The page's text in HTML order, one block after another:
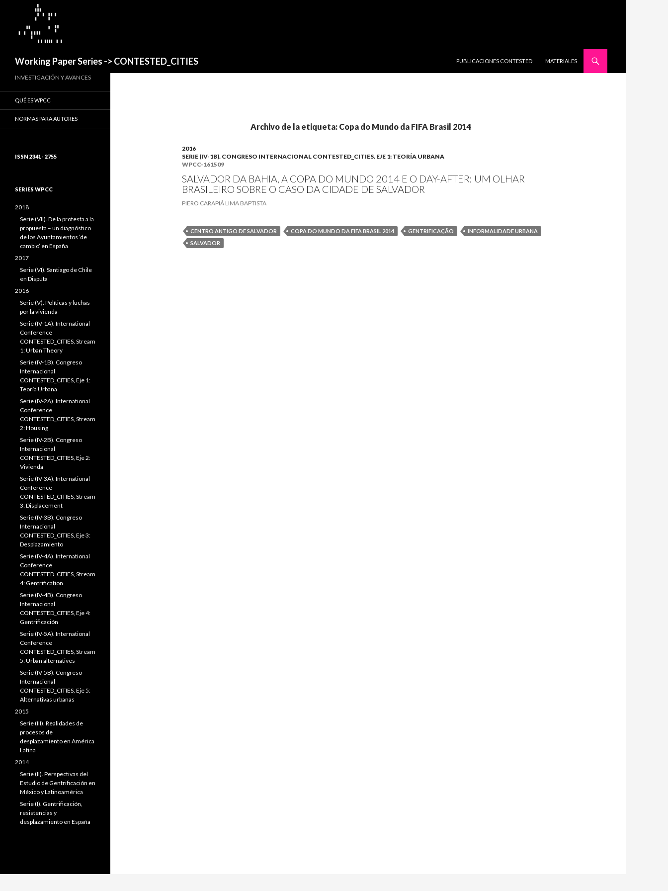
Working Paper Series -> CONTESTED_CITIES
PUBLICACIONES CONTESTED
MATERIALES
Archivo de la etiqueta: Copa do Mundo da FIFA Brasil 2014
2016
SERIE (IV-1B). CONGRESO INTERNACIONAL CONTESTED_CITIES, EJE 1: TEORÍA URBANA
WPCC-161509
SALVADOR DA BAHIA, A COPA DO MUNDO 2014 E O DAY-AFTER: UM OLHAR
BRASILEIRO SOBRE O CASO DA CIDADE DE SALVADOR
PIERO CARAPIÁ LIMA BAPTISTA
CENTRO ANTIGO DE SALVADOR COPA DO MUNDO DA FIFA BRASIL 2014 GENTRIFICAÇÃO
INFORMALIDADE URBANA
SALVADOR
INVESTIGACIÓN Y AVANCES
QUÉ ES WPCC
NORMAS PARA AUTORES
ISSN 2341- 2755
SERIES WPCC
2018
Serie (VII). De la protesta a la
propuesta – un diagnóstico
de los Ayuntamientos ‘de
cambio’ en España
2017
Serie (VI). Santiago de Chile
en Disputa
2016
Serie (V). Políticas y luchas
por la vivienda
Serie (IV-1A). International
Conference
CONTESTED_CITIES, Stream
1: Urban Theory
Serie (IV-1B). Congreso
Internacional
CONTESTED_CITIES, Eje 1:
Teoría Urbana
Serie (IV-2A). International
Conference
CONTESTED_CITIES, Stream
2: Housing
Serie (IV-2B). Congreso
Internacional
CONTESTED_CITIES, Eje 2:
Vivienda
Serie (IV-3A). International
Conference
CONTESTED_CITIES, Stream
3: Displacement
Serie (IV-3B). Congreso
Internacional
CONTESTED_CITIES, Eje 3:
Desplazamiento
Serie (IV-4A). International
Conference
CONTESTED_CITIES, Stream
4: Gentrification
Serie (IV-4B). Congreso
Internacional
CONTESTED_CITIES, Eje 4:
Gentrificación
Serie (IV-5A). International
Conference
CONTESTED_CITIES, Stream
5: Urban alternatives
Serie (IV-5B). Congreso
Internacional
CONTESTED_CITIES, Eje 5:
Alternativas urbanas
2015
Serie (III). Realidades de
procesos de
desplazamiento en América
Latina
2014
Serie (II). Perspectivas del
Estudio de Gentrificación en
México y Latinoamérica
Serie (I). Gentrificación,
resistencias y
desplazamiento en España